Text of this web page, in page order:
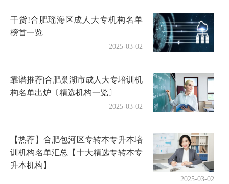
干货!合肥瑶海区成人大专机构名单
榜首一览
2025-03-02
靠谱推荐|合肥巢湖市成人大专培训机
构名单出炉〔精选机构一览〕
2025-03-02
【热荐】合肥包河区专转本专升本培
训机构名单汇总【十大精选专转本专
升本机构】
2025-03-02